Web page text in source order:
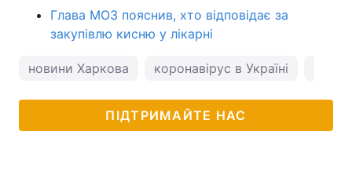
Глава МОЗ пояснив, хто відповідає за
закупівлю кисню у лікарні
новини Харкова коронавірус в Україні
ПІДТРИМАЙТЕ НАС